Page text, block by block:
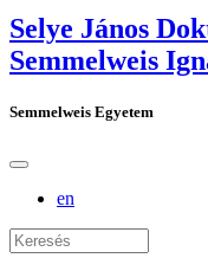
Selye János
Semmelweis
Semmelweis Egyetem
en